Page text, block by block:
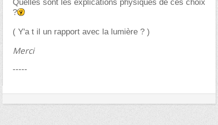
Quelles sont les explications physiques de ces choix
?
( Y'a t il un rapport avec la lumière ? )
Merci
-----